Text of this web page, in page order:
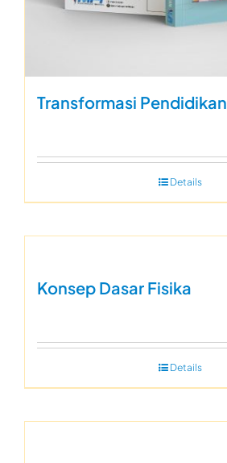
Transformasi Pendidikan
Details
Konsep Dasar Fisika
Details